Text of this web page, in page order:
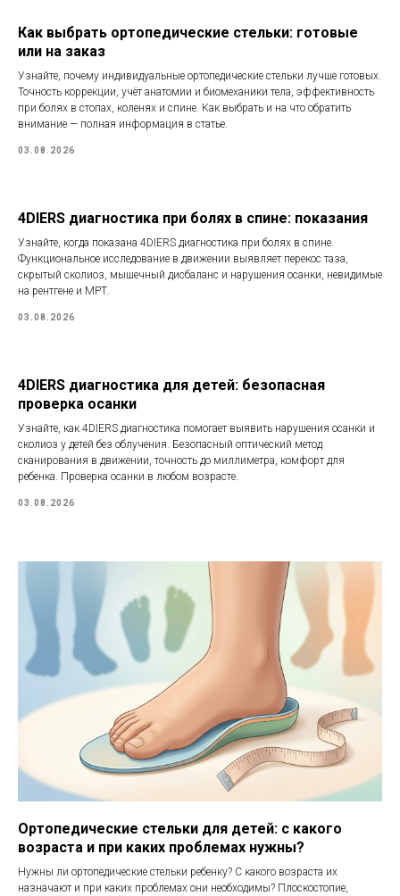
Как выбрать ортопедические стельки: готовые
или на заказ
Узнайте, почему индивидуальные ортопедические стельки лучше готовых.
Точность коррекции, учёт анатомии и биомеханики тела, эффективность
при болях в стопах, коленях и спине. Как выбрать и на что обратить
внимание — полная информация в статье.
03.08.2026
4DIERS диагностика при болях в спине: показания
Узнайте, когда показана 4DIERS диагностика при болях в спине.
Функциональное исследование в движении выявляет перекос таза,
скрытый сколиоз, мышечный дисбаланс и нарушения осанки, невидимые
на рентгене и МРТ.
03.08.2026
4DIERS диагностика для детей: безопасная
проверка осанки
Узнайте, как 4DIERS диагностика помогает выявить нарушения осанки и
сколиоз у детей без облучения. Безопасный оптический метод
сканирования в движении, точность до миллиметра, комфорт для
ребенка. Проверка осанки в любом возрасте.
03.08.2026
Ортопедические стельки для детей: с какого
возраста и при каких проблемах нужны?
Нужны ли ортопедические стельки ребенку? С какого возраста их
назначают и при каких проблемах они необходимы? Плоскостопие,